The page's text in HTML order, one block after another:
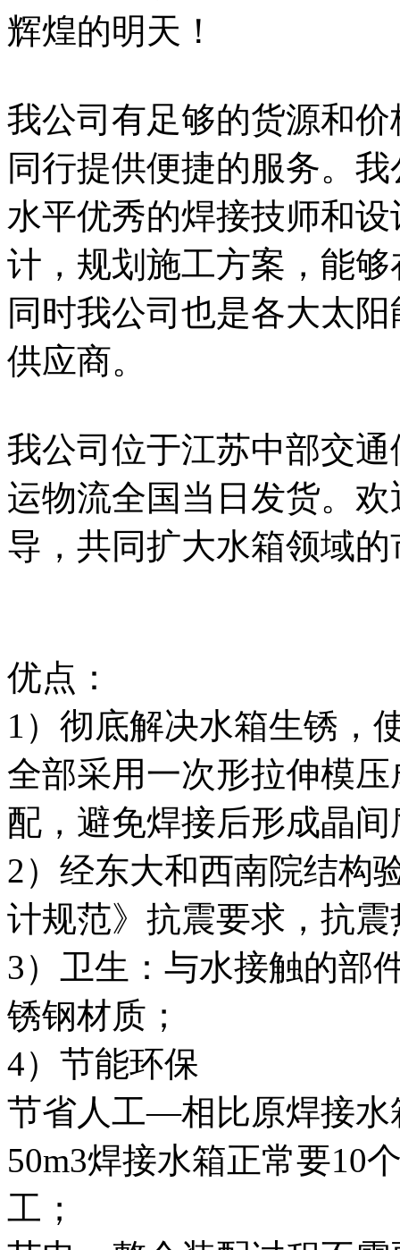
辉煌的明天！
我公司有足够的货源和
同行提供便捷的服务。
水平优秀的焊接技师和
计，规划施工方案，能
同时我公司也是各大太
供应商。
我公司位于江苏中部交
运物流全国当日发货。
导，共同扩大水箱领域
优点：
1）彻底解决水箱生锈，
全部采用一次形拉伸模
配，避免焊接后形成晶
2）经东大和西南院结构
计规范》抗震要求，抗
3）卫生：与水接触的部
锈钢材质；
4）节能环保
节省人工—相比原焊接水
50m3焊接水箱正常要10
工；